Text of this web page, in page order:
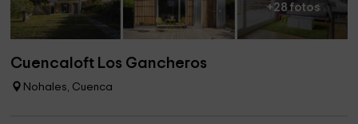
+28 fotos
Cuencaloft Los Gancheros
Nohales, Cuenca